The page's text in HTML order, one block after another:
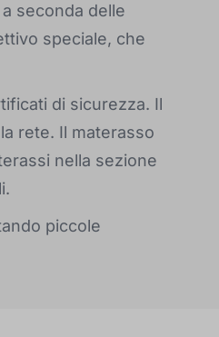
seconda delle
speciale, che
di sicurezza. Il
rete. Il materasso
nella sezione
piccole